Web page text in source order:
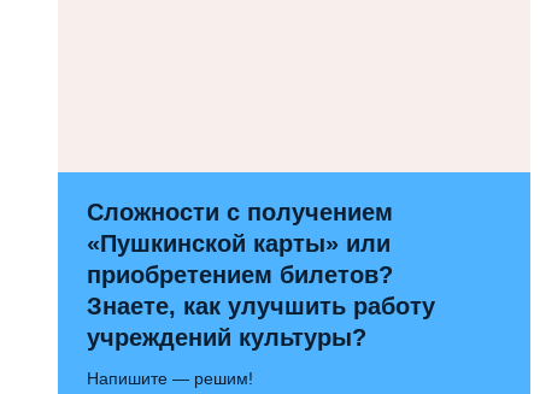
Сложности с получением
«Пушкинской карты» или
приобретением билетов?
Знаете, как улучшить работу
учреждений культуры?
Напишите — решим!